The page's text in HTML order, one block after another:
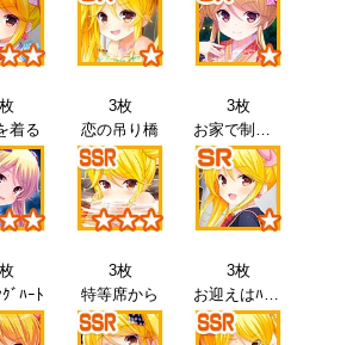
着る
3枚
恋の吊り橋
3枚
お家で制服17
ﾞﾊｰﾄ
3枚
特等席から
3枚
お迎えはﾊﾟﾊﾟ